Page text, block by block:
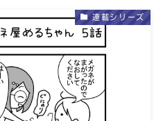
連載シリーズ